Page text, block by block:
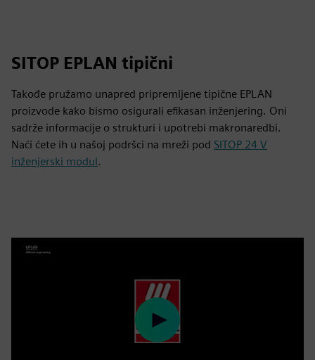
SITOP EPLAN tipični
Takođe pružamo unapred pripremljene tipične EPLAN
proizvode kako bismo osigurali efikasan inženjering. Oni
sadrže informacije o strukturi i upotrebi makronaredbi.
Naći ćete ih u našoj podršci na mreži pod SITOP 24 V
inženjerski modul.
Play